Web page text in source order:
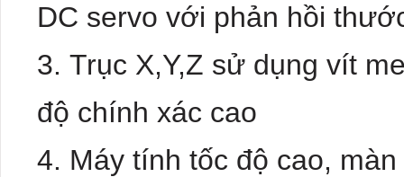
DC servo với phản hồi
Trục X,Y,Z sử dụng vít
độ chính xác cao
Máy tính tốc độ cao,